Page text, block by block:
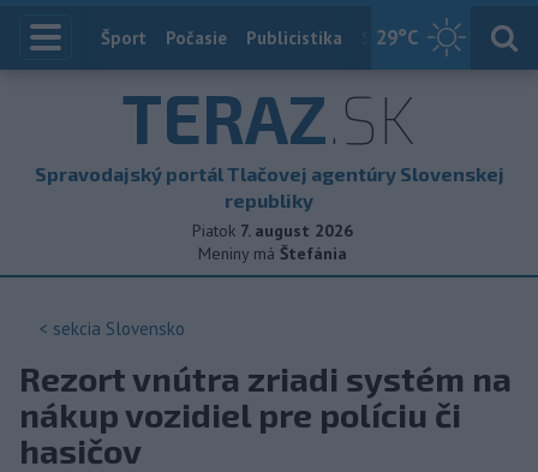
29°C
Index
Šport Počasie Publicistika Slovensko
TERAZ.SK
Spravodajský portál Tlačovej agentúry Slovenskej
republiky
Piatok 7. august 2026
Meniny má Štefánia
< sekcia Slovensko
Rezort vnútra zriadi systém na
nákup vozidiel pre políciu či
hasičov